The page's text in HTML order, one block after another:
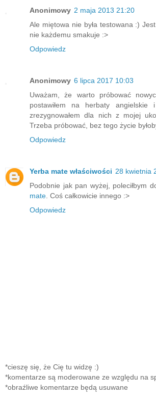
Anonimowy 2 maja 2013 21:20
Ale miętowa nie była testowana :)
nie każdemu smakuje :>
Odpowiedz
Anonimowy 6 lipca 2017 10:03
Uważam, że warto próbować
postawiłem na herbaty angielskie
zrezygnowałem dla nich z mojej
Trzeba próbować, bez tego życie
Odpowiedz
Yerba mate właściwości 28 kwietnia
Podobnie jak pan wyżej, poleciłbym
mate . Coś całkowicie innego :>
Odpowiedz
*cieszę się, że Cię tu widzę :)
*komentarze są moderowane ze względu na
*obraźliwe komentarze będą usuwane